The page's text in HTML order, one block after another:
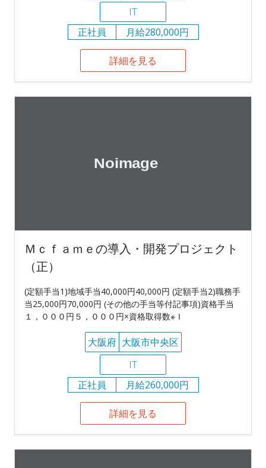
IT
正社員
月給280,000円
詳細を見る
Ｍｃｆａｍｅの導入・開発プロジェクト
（正）
(定額手当1)地域手当40,000円40,000円 (定額手当2)職務手
当25,000円70,000円 (その他の手当等付記事項)資格手当
１，０００円５，０００円×資格取得数※Ｉ
大阪府 大阪市中央区
IT
正社員
月給260,000円
詳細を見る